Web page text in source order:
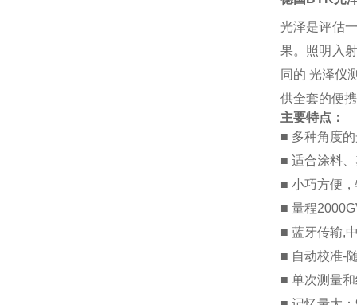
光泽是评估
果。照明入
同的 光泽仪
供全套的便
主要特点：
■ 多种角度
■ 适合涂料
■ 小巧方便
■ 量程
■ 蓝牙传输,
■ 自动校准-
■ 单次测量